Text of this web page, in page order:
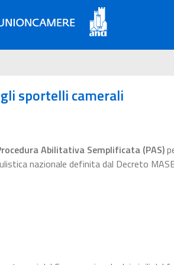
sportelli camerali
Abilitativa Semplificata (PAS)
nazionale definita dal Decreto